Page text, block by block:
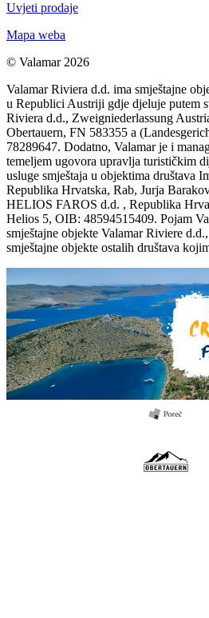
Uvjeti prodaje
Mapa weba
© Valamar 2026
Valamar Riviera d.d. ima smještajne
u Republici Austriji gdje djeluje putem
Riviera d.d., Zweigniederlassung
Obertauern, FN 583355 a
78289647. Dodatno, Valamar je i
temeljem ugovora upravlja turističkim
usluge smještaja u objektima društava
Republika Hrvatska, Rab, Jurja
HELIOS FAROS d.d. , Republika
Helios 5, OIB: 48594515409. Pojam
smještajne objekte Valamar Riviere
smještajne objekte ostalih društava